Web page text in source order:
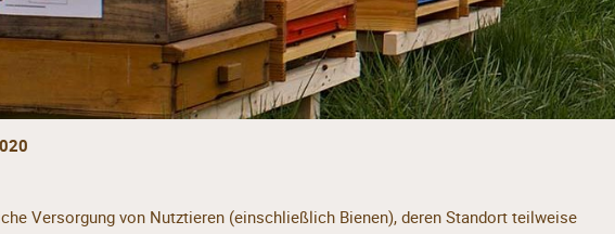
Versorgung von Nutztieren (einschließlich Bienen), deren Standort teilweise